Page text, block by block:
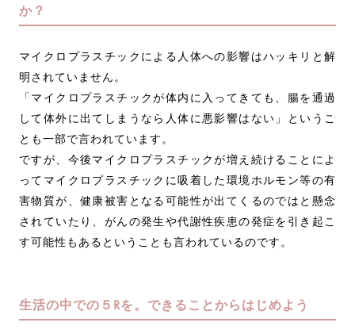
か？
マイクロプラスチックによる人体への影響はハッキリと解
明されていません。
「マイクロプラスチックが体内に入ってきても、腸を通過
して体外に出てしまうなら人体に悪影響はない」というこ
とも一部で言われています。
ですが、今後マイクロプラスチックが増え続けることによ
ってマイクロプラスチックに吸着した環境ホルモン等の有
害物質が、健康被害となる可能性が出てくるのではと懸念
されていたり、がんの発生や代謝性疾患の発症を引き起こ
す可能性もあるということも言われているのです。
生活の中での５Rを。できることからはじめよう